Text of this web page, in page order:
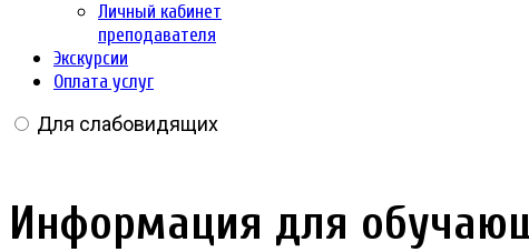
Личный кабинет
преподавателя
Экскурсии
Оплата услуг
Для слабовидящих
Информация для